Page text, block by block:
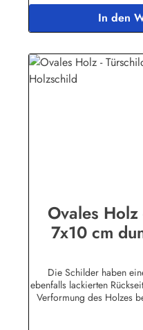
auf unserem
GeringfügigeIn den
Ovales
7x10 cm
Die Schilder haben
ebenfalls lackierten
Verformung des Holzes